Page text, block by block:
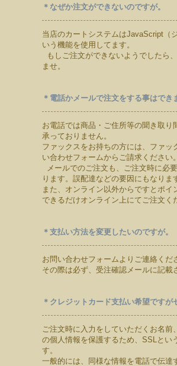
＊なぜか注文ができないのですが。
当店のカートシステムはJavaScript（
いう機能を使用してます。
もしご注文ができないようでしたら
ませ。
＊電話かメールで注文をする事はでき
お電話では商品・ご住所等の聞き取
承っておりません。
ファックスをお持ちの方には、ファ
い合わせフォームからご請求ください
メールでのご注文も、ご注文時に必
ります。誤配達などの要因にもなり
また、オンライン以外からですとポ
できるだけオンライン上にてご注文く
＊支払い方法を変更したいのですが。
お問い合わせフォームよりご連絡くだ
その際は必ず、受注確認メールに記
＊クレジットカード支払い希望です
ご注文時に入力をしていただくお名
の個人情報を保護するため、SSLとい
す。
一般的には、同様な情報を電話で伝